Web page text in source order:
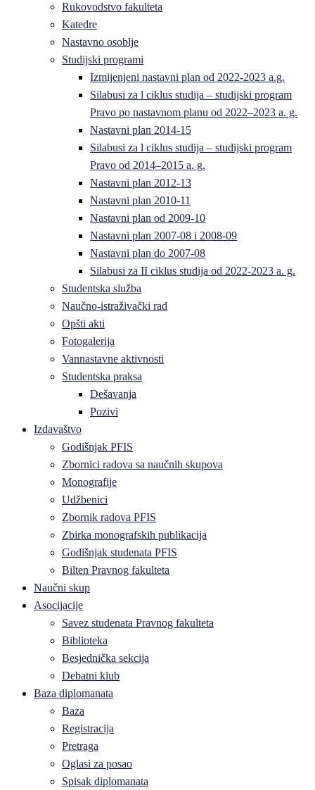
Rukovodstvo fakulteta
Katedre
Nastavno osoblje
Studijski programi
Izmijenjeni nastavni plan od 2022-2023 a.g.
Silabusi za l ciklus studija – studijski program
Pravo po nastavnom planu od 2022–2023 a. g.
Nastavni plan 2014-15
Silabusi za l ciklus studija – studijski program
Pravo od 2014–2015 a. g.
Nastavni plan 2012-13
Nastavni plan 2010-11
Nastavni plan od 2009-10
Nastavni plan 2007-08 i 2008-09
Nastavni plan do 2007-08
Silabusi za II ciklus studija od 2022-2023 a. g.
Studentska služba
Naučno-istraživački rad
Opšti akti
Fotogalerija
Vannastavne aktivnosti
Studentska praksa
Dešavanja
Pozivi
Izdavaštvo
Godišnjak PFIS
Zbornici radova sa naučnih skupova
Monografije
Udžbenici
Zbornik radova PFIS
Zbirka monografskih publikacija
Godišnjak studenata PFIS
Bilten Pravnog fakulteta
Naučni skup
Asocijacije
Savez studenata Pravnog fakulteta
Biblioteka
Besjednička sekcija
Debatni klub
Baza diplomanata
Baza
Registracija
Pretraga
Oglasi za posao
Spisak diplomanata